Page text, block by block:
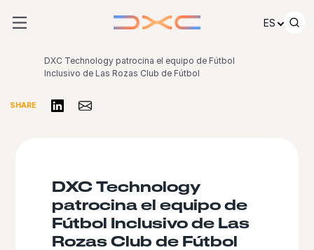
ES
DXC Technology patrocina el equipo de Fútbol
Inclusivo de Las Rozas Club de Fútbol
SHARE Compartir en LinkedIn
Share via Email
DXC Technology
patrocina el equipo de
Fútbol Inclusivo de Las
Rozas Club de Fútbol